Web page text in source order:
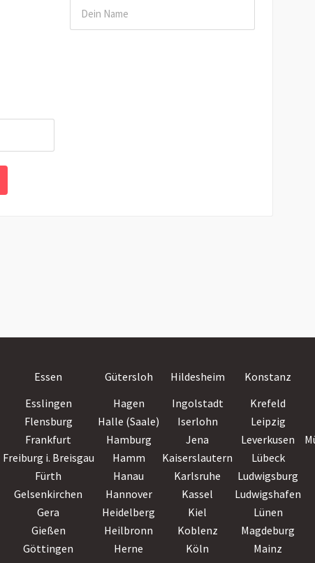
Essen Gütersloh Hildesheim Konstanz
Esslingen Hagen Ingolstadt Krefeld
Flensburg Halle (Saale) Iserlohn Leipzig
Frankfurt Hamburg Jena Leverkusen
Freiburg i. Breisgau Hamm Kaiserslautern Lübeck
Fürth Hanau Karlsruhe Ludwigsburg
Gelsenkirchen Hannover Kassel Ludwigshafen
Gera Heidelberg Kiel Lünen
Gießen Heilbronn Koblenz Magdeburg
Göttingen Herne Köln Mainz